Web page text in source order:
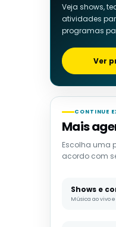
Veja shows,
atividades
programas
Ver
CONTINUE
Mais
Escolha uma
acordo com
Shows e
Música ao vivo